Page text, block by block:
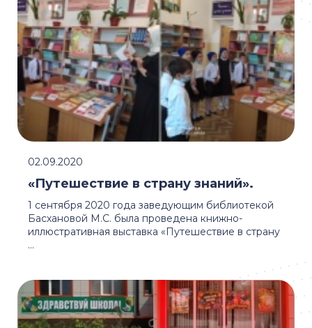
1 сентября 2020 года заведующим библиотекой
Басхановой М.С. была проведена книжно-
иллюстративная выставка «Путешествие в страну
...
«Путешествие в страну знаний».
02.09.2020